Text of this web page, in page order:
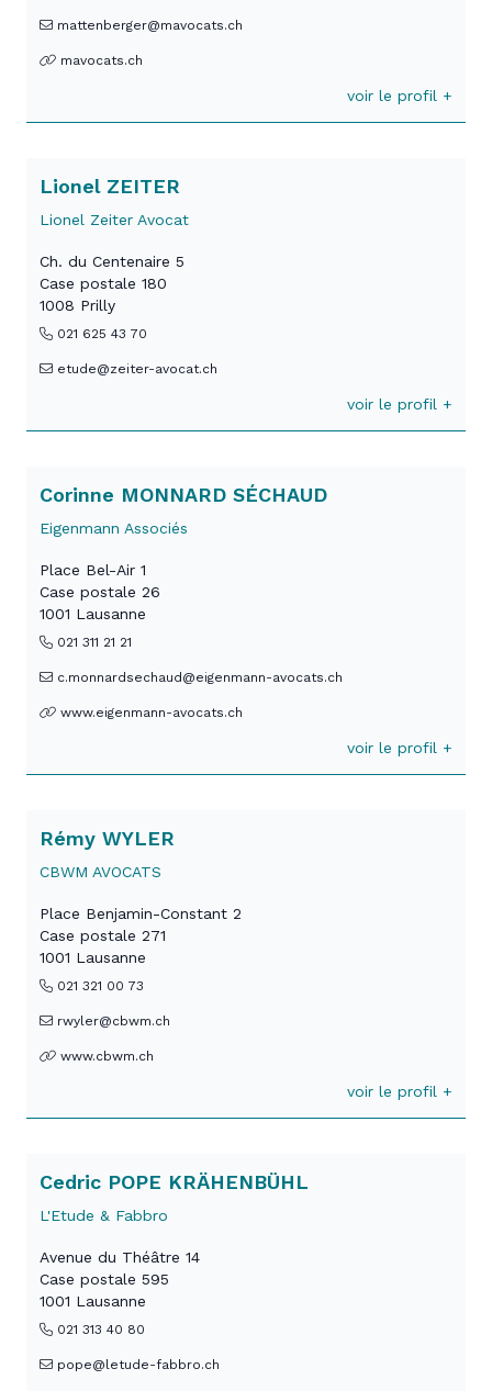
mattenberger@mavocats.ch
mavocats.ch
voir le profil +
Lionel ZEITER
Lionel Zeiter Avocat
Ch. du Centenaire 5
Case postale 180
1008 Prilly
021 625 43 70
etude@zeiter-avocat.ch
voir le profil +
Corinne MONNARD SÉCHAUD
Eigenmann Associés
Place Bel-Air 1
Case postale 26
1001 Lausanne
021 311 21 21
c.monnardsechaud@eigenmann-avocats.ch
www.eigenmann-avocats.ch
voir le profil +
Rémy WYLER
CBWM AVOCATS
Place Benjamin-Constant 2
Case postale 271
1001 Lausanne
021 321 00 73
rwyler@cbwm.ch
www.cbwm.ch
voir le profil +
Cedric POPE KRÄHENBÜHL
L'Etude & Fabbro
Avenue du Théâtre 14
Case postale 595
1001 Lausanne
021 313 40 80
pope@letude-fabbro.ch